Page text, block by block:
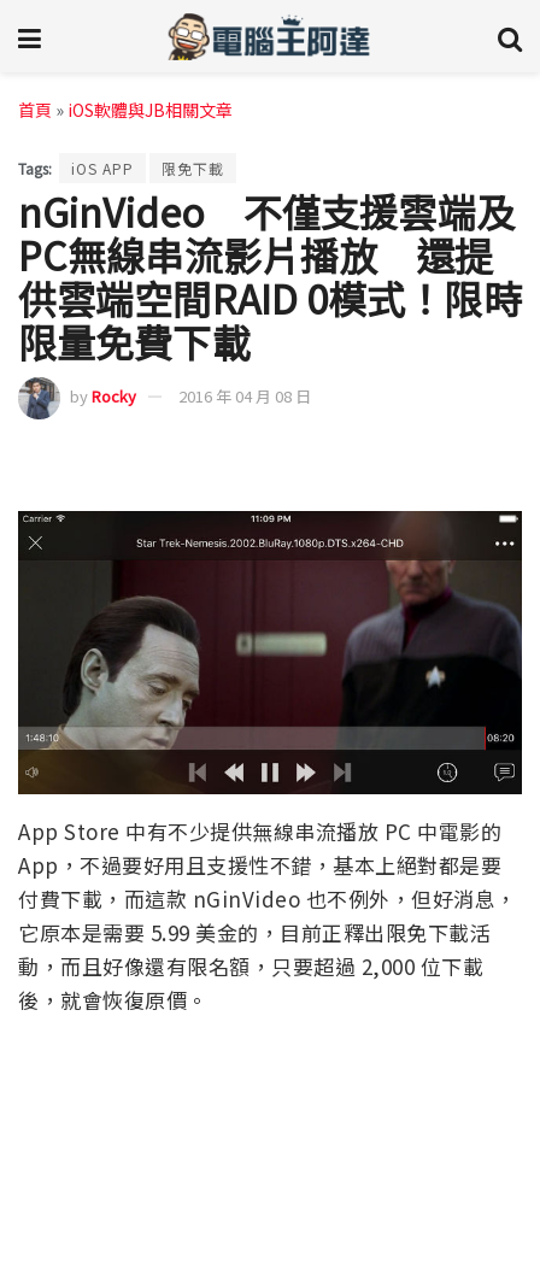
首頁 » iOS軟體與JB相關文章
Tags: iOS APP 限免下載
nGinVideo 不僅支援雲端及
PC無線串流影片播放 還提
供雲端空間RAID 0模式！限時
限量免費下載
byRocky 2016 年 04 月 08 日
App Store 中有不少提供無線串流播放 PC 中電影的
App，不過要好用且支援性不錯，基本上絕對都是要
付費下載，而這款 nGinVideo 也不例外，但好消息，
它原本是需要 5.99 美金的，目前正釋出限免下載活
動，而且好像還有限名額，只要超過 2,000 位下載
後，就會恢復原價。